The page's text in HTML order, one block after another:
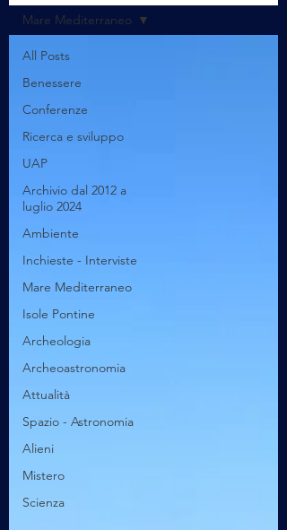
All Posts
Benessere
Conferenze
Ricerca e sviluppo
UAP
Archivio dal 2012 a
luglio 2024
Ambiente
Inchieste - Interviste
Mare Mediterraneo
Isole Pontine
Archeologia
Archeoastronomia
Attualità
Spazio - Astronomia
Alieni
Mistero
Scienza
Mare Mediterraneo